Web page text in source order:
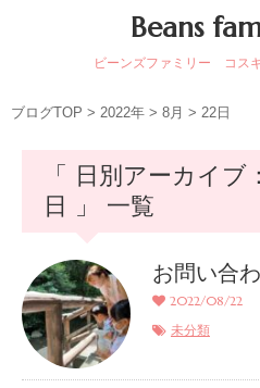
Beans
ビーンズファミリー コス
ブログTOP > 2022年 > 8月 > 22日
「 日別アーカイ
日 」 一覧
お問い合
2022/08/22
未分類